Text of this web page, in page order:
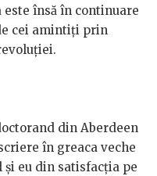
însă în continuare
cei amintiți prin
din Aberdeen
în greaca veche
și eu din satisfacția pe